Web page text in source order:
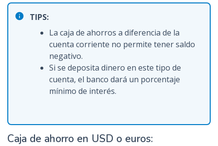
TIPS:
La caja de ahorros a diferencia de la
cuenta corriente no permite tener saldo
negativo.
Si se deposita dinero en este tipo de
cuenta, el banco dará un porcentaje
mínimo de interés.
Caja de ahorro en USD o euros: